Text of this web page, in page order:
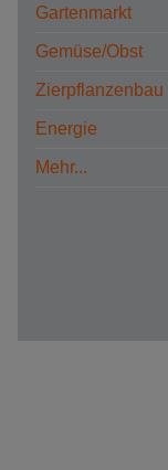
Gartenmarkt
Gemüse/Obst
Zierpflanzenbau
Energie
Mehr...